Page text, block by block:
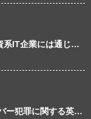
日本語の役職・肩書きを英語に翻訳しても外資系IT企業には通じない理由
フィッシングは英語でもフィッシング？ サイバー犯罪に関する英語表現